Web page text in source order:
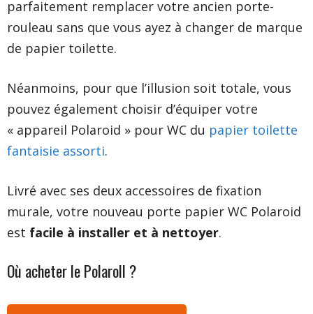
parfaitement remplacer votre ancien porte-
rouleau sans que vous ayez à changer de marque
de papier toilette.
Néanmoins, pour que l’illusion soit totale, vous
pouvez également choisir d’équiper votre
« appareil Polaroid » pour WC du papier toilette
fantaisie assorti.
Livré avec ses deux accessoires de fixation
murale, votre nouveau porte papier WC Polaroid
est facile à installer et à nettoyer.
Où acheterle Polaroll ?